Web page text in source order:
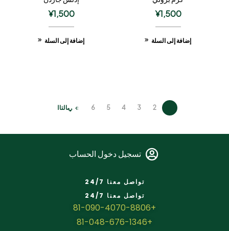
¥1,500
إضافة إلى السلة
¥1,500
إضافة إلى السلة
2
3
4
5
6 التالي
تسجيل دخول الحساب
تواصل معنا 24/7
تواصل معنا 24/7
+81-090-4070-8806
+81-048-676-1346